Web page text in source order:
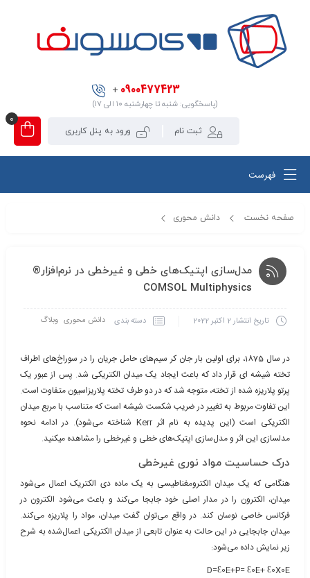
0900477423
+
(پاسخگویی: شنبه تا چهارشنبه ۱۰ الی ۱۷)
ثبت نام ورود به پنل کاربری
0
فهرست
صفحه نخست دانش محوری
مدل‌سازی اپتیک‌های خطی و غیرخطی در نرم‌افزار®
COMSOL Multiphysics
تاریخ انتشار2 اکتبر 2022 دسته بندی دانش محوری وبلاگ
در سال 1875، برای اولین بار جان­ کر سیم‌های حامل جریان را در سوراخ‌های اطراف
تخته شیشه‌ ای قرار داد که باعث ایجاد یک میدان الکتریکی شد. پس از عبور یک
پرتو پلاریزه شده از تخته، متوجه شد که در دو طرف تخته پلاریزاسیون متفاوت است.
این تفاوت مربوط به تغییر در ضریب شکست شیشه است که متناسب با مربع میدان
الکتریکی است (این پدیده به نام اثر Kerr شناخته می‌شود). در ادامه نحوه
مدلسازی این اثر و مدل‌سازی اپتیک‌های خطی و غیرخطی را مشاهده می­کنید.
درک حساسیت مواد نوری غیرخطی
هنگامی که یک میدان الکترومغناطیسی به یک ماده دی الکتریک اعمال می‌شود
میدان، الکترون را در مدار اصلی خود جابجا می‌کند و باعث می‌شود الکترون در
فرکانس خاصی نوسان کند. در واقع می‌توان گفت میدان، مواد را پلاریزه می‌کند.
میدان جابجایی در این حالت به عنوان تابعی از میدان الکتریکی اعمال‌شده به شرح
زیر نمایش داده می‌شود:
D=Ɛ0E+P= Ɛ0E+ Ɛ0X0E